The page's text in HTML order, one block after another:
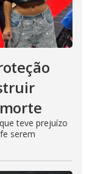
teve prejuízo
serem